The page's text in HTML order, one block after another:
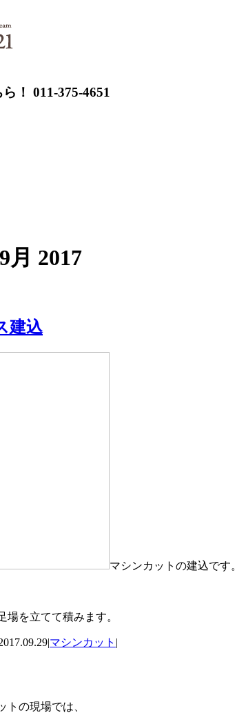
！ 011-375-4651
9月 2017
建込
マシンカットの建込です。
を立てて積みます。
|マシンカット |
トの現場では、